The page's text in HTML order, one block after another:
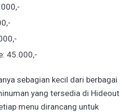
45.000,-
sebagian kecil dari berbagai
yang tersedia di Hideout
menu dirancang untuk